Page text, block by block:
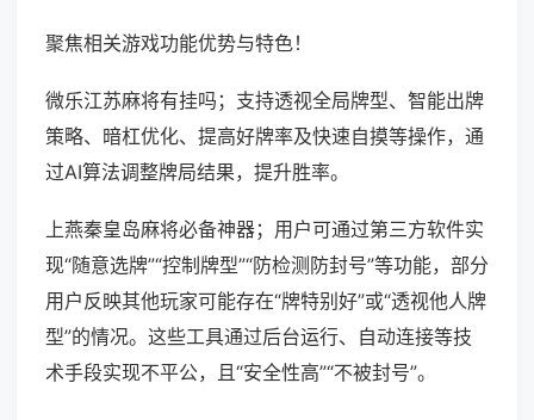
聚焦相关游戏功能优势与特色！
微乐江苏麻将有挂吗；支持透视全局牌型、智能出牌
策略、暗杠优化、提高好牌率及快速自摸等操作，通
过AI算法调整牌局结果，提升胜率。
上燕秦皇岛麻将必备神器；用户可通过第三方软件实
现“随意选牌”“控制牌型”“防检测防封号”等功能，部分
用户反映其他玩家可能存在“牌特别好”或“透视他人牌
型”的情况。这些工具通过后台运行、自动连接等技
术手段实现不平公，且“安全性高”“不被封号”。